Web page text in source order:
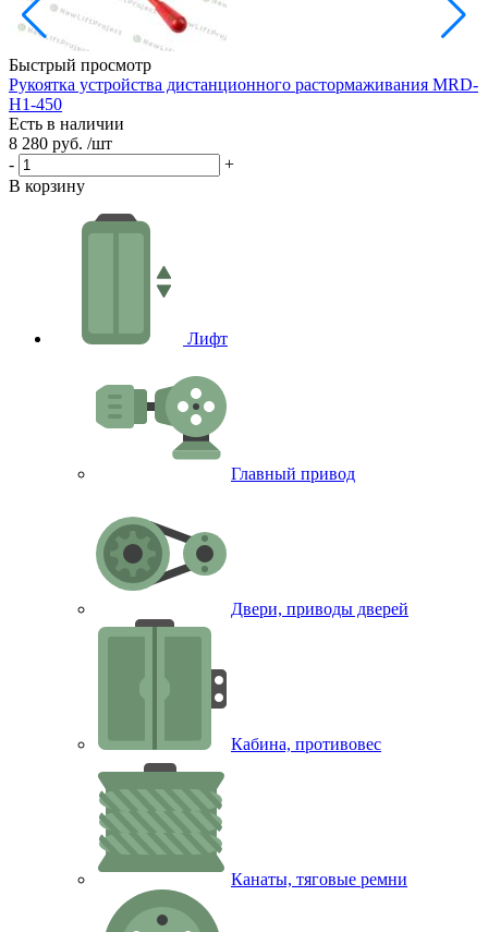
Быстрый просмотр
Рукоятка устройства дистанционного растормаживания MRD-
H1-450
Есть в наличии
8 280 руб. /шт
-
+
В корзину
Лифт
Главный привод
Двери, приводы дверей
Кабина, противовес
Канаты, тяговые ремни